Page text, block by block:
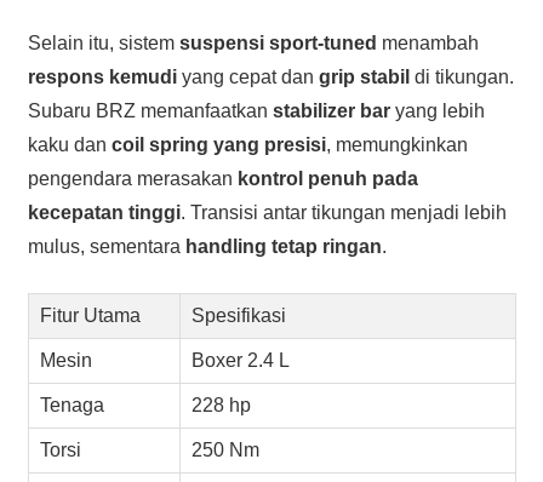
Selain itu, sistem suspensi sport-tuned menambah
respons kemudiyang cepat dan grip stabil di tikungan.
Subaru BRZ memanfaatkan stabilizer baryang lebih
kaku dan coil spring yang presisi, memungkinkan
pengendara merasakan kontrol penuh pada
kecepatan tinggi. Transisi antar tikungan menjadi lebih
mulus, sementara handling tetap ringan.
Fitur Utama Spesifikasi
Mesin Boxer 2.4 L
Tenaga 228 hp
Torsi 250 Nm